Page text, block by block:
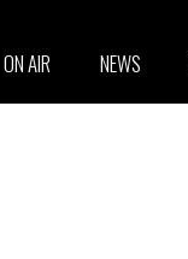
ON AIR NEWS